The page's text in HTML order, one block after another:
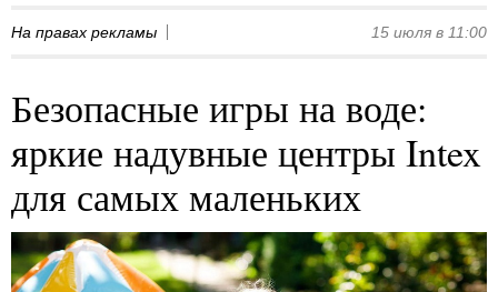
На правах рекламы 15 июля в 11:00
Безопасные игры на воде:
яркие надувные центры Intex
для самых маленьких